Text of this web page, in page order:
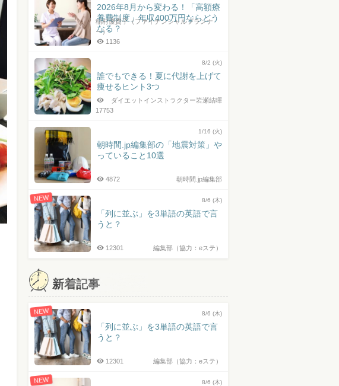
2026年8月から変わる！「高額療
養費制度」年収400万円ならどう
なる？
稲村優貴子（ファイナンシャルプランナ
ー）
1136
8/2 (火)
誰でもできる！夏に代謝を上げて
痩せるヒント3つ
ダイエットインストラクター岩瀬結暉
17753
1/16 (火)
朝時間.jp編集部の「地震対策」や
っていること10選
朝時間.jp編集部
4872
NEW 8/6 (木)
「列に並ぶ」を3単語の英語で言
うと？
編集部（協力：eステ）
12301
新着記事
NEW 8/6 (木)
「列に並ぶ」を3単語の英語で言
うと？
編集部（協力：eステ）
12301
NEW 8/6 (木)